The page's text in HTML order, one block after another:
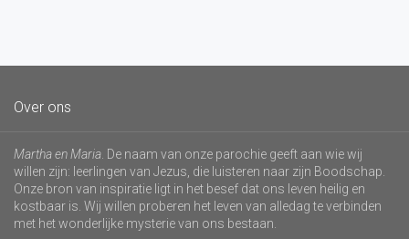
Over ons
Martha en Maria . De naam van onze parochie geeft aan wie wij
willen zijn: leerlingen van Jezus, die luisteren naar zijn Boodschap.
Onze bron van inspiratie ligt in het besef dat ons leven heilig en
kostbaar is. Wij willen proberen het leven van alledag te verbinden
met het wonderlijke mysterie van ons bestaan.